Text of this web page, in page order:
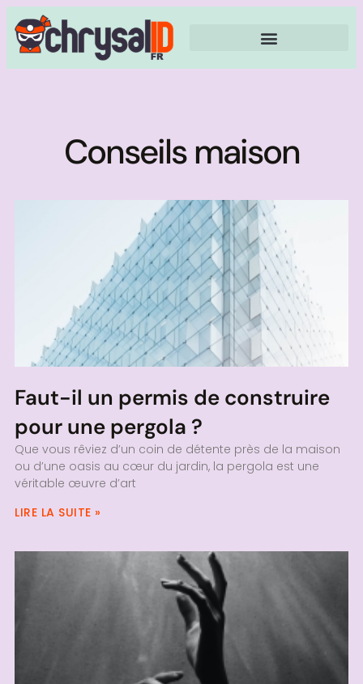
Conseils maison
Faut-il un permis de construire
pour une pergola ?
Que vous rêviez d’un coin de détente près de la maison
ou d’une oasis au cœur du jardin, la pergola est une
véritable œuvre d’art
LIRE LA SUITE »